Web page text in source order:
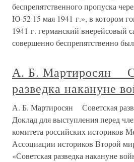
беспрепятственного пропуска
Ю-52 15 мая 1941 г.», в котором
1941 г. германский внерейсовый
совершенно беспрепятственно
А. Б. Мартиросян
разведка накануне
А. Б. Мартиросян Советская
Доклад для выступления перед
комитета российских историков
Ассоциации историков Второй
«Советская разведка накануне